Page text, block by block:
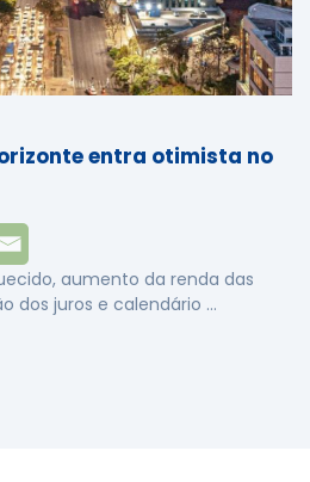
entra otimista no
aumento da renda das
dos juros e calendário …